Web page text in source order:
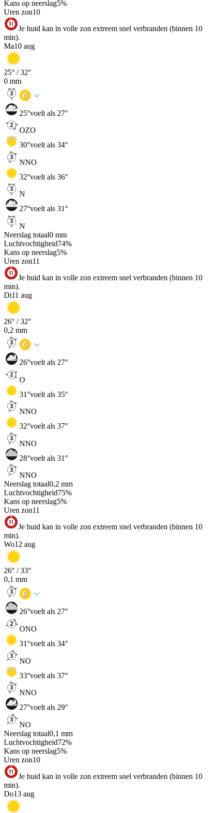
Kans op neerslag5%
Uren zon10
Je huid kan in volle zon extreem snel verbranden (binnen 10
min).
Ma10 aug
25° /32°
0 mm
25°voelt als 27°
OZO
30°voelt als 34°
NNO
32°voelt als 36°
N
27°voelt als 31°
N
Neerslag totaal0 mm
Luchtvochtigheid74%
Kans op neerslag5%
Uren zon11
Je huid kan in volle zon extreem snel verbranden (binnen 10
min).
Di11 aug
26° /32°
0,2 mm
26°voelt als 27°
O
31°voelt als 35°
NNO
32°voelt als 37°
NNO
28°voelt als 31°
NNO
Neerslag totaal0,2 mm
Luchtvochtigheid75%
Kans op neerslag5%
Uren zon11
Je huid kan in volle zon extreem snel verbranden (binnen 10
min).
Wo12 aug
26° /33°
0,1 mm
26°voelt als 27°
ONO
31°voelt als 34°
NO
33°voelt als 37°
NNO
27°voelt als 29°
NO
Neerslag totaal0,1 mm
Luchtvochtigheid72%
Kans op neerslag5%
Uren zon10
Je huid kan in volle zon extreem snel verbranden (binnen 10
min).
Do13 aug